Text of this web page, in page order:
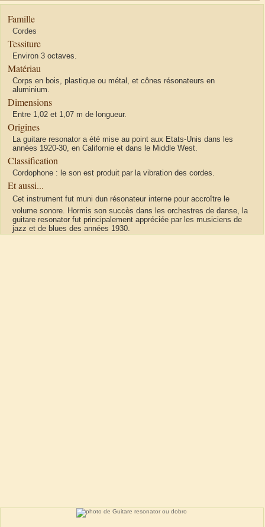
Famille
Cordes
Tessiture
Environ 3 octaves.
Matériau
Corps en bois, plastique ou métal, et cônes résonateurs en
aluminium.
Dimensions
Entre 1,02 et 1,07 m de longueur.
Origines
La guitare resonator a été mise au point aux Etats-Unis dans les
années 1920-30, en Californie et dans le Middle West.
Classification
Cordophone : le son est produit par la vibration des cordes.
Et aussi...
Cet instrument fut muni dun résonateur interne pour accroître le
volume sonore. Hormis son succès dans les orchestres de danse, la
guitare resonator fut principalement appréciée par les musiciens de
jazz et de blues des années 1930.